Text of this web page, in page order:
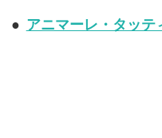
● アニマーレ・タッテ